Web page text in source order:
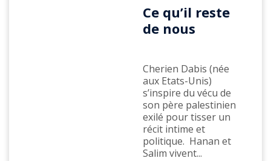
Ce qu’il reste
de nous
Cherien Dabis (née
aux Etats-Unis)
s’inspire du vécu de
son père palestinien
exilé pour tisser un
récit intime et
politique. Hanan et
Salim vivent...